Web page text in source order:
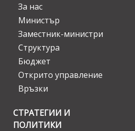
За нас
Министър
Заместник-министри
Структура
Бюджет
Открито управление
Връзки
СТРАТЕГИИ И
ПОЛИТИКИ